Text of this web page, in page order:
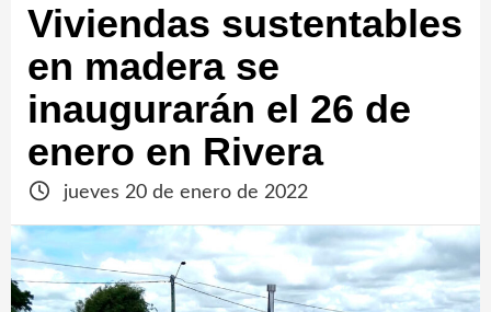
Viviendas sustentables
en madera se
inaugurarán el 26 de
enero en Rivera
jueves 20 de enero de 2022